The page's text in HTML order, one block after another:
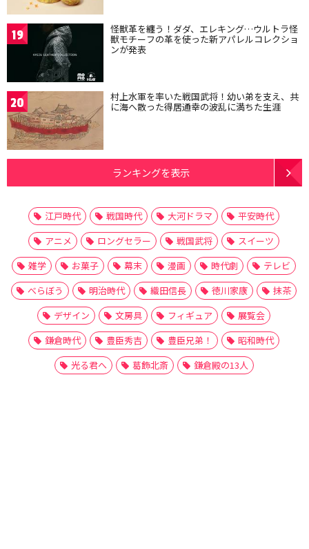
19 怪獣革を纏う！ダダ、エレキング…ウルトラ怪
獣モチーフの革を使った新アパレルコレクショ
ンが発表
20 村上水軍を率いた戦国武将！幼い弟を支え、共
に海へ散った得居通幸の波乱に満ちた生涯
ランキングを表示
江戸時代 戦国時代 大河ドラマ
平安時代
アニメ
ロングセラー 戦国武将
スイーツ
雑学
お菓子 幕末 漫画 時代劇
テレビ
べらぼう
明治時代 織田信長 徳川家康
抹茶
デザイン
文房具 フィギュア
展覧会
鎌倉時代
豊臣秀吉 豊臣兄弟！
昭和時代
光る君へ
葛飾北斎 鎌倉殿の13人